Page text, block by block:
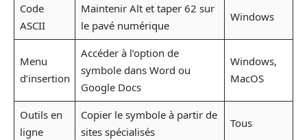
Code
ASCII
Maintenir Alt et taper 62 sur
le pavé numérique
Windows
Menu
d’insertion
Accéder à l’option de
symbole dans Word ou
Google Docs
Windows,
MacOS
Outils en
ligne
Copier le symbole à partir de
sites spécialisés
Tous